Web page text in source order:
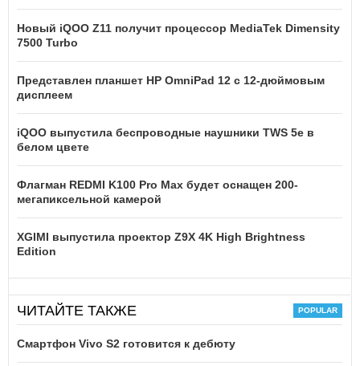
Новый iQOO Z11 получит процессор MediaTek Dimensity
7500 Turbo
Представлен планшет HP OmniPad 12 с 12-дюймовым
дисплеем
iQOO выпустила беспроводные наушники TWS 5e в
белом цвете
Флагман REDMI K100 Pro Max будет оснащен 200-
мегапиксельной камерой
XGIMI выпустила проектор Z9X 4K High Brightness
Edition
ЧИТАЙТЕ ТАКЖЕ
Смартфон Vivo S2 готовится к дебюту